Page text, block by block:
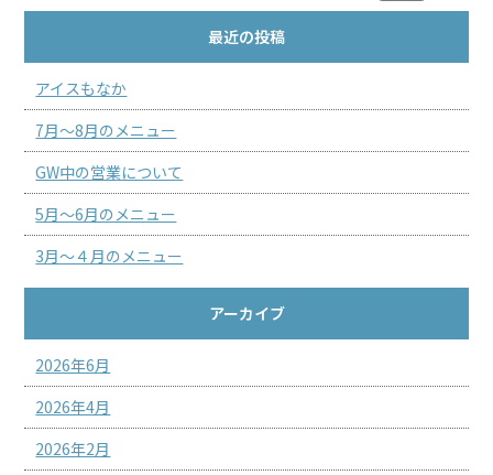
最近の投稿
アイスもなか
7月～8月のメニュー
GW中の営業について
5月～6月のメニュー
3月～４月のメニュー
アーカイブ
2026年6月
2026年4月
2026年2月